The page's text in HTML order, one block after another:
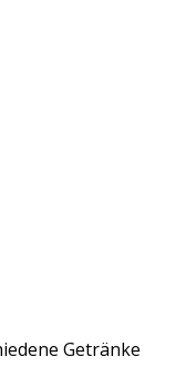
Getränke